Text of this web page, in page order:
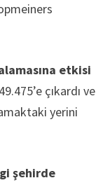
etkisi
çıkardı ve
yerini
şehirde